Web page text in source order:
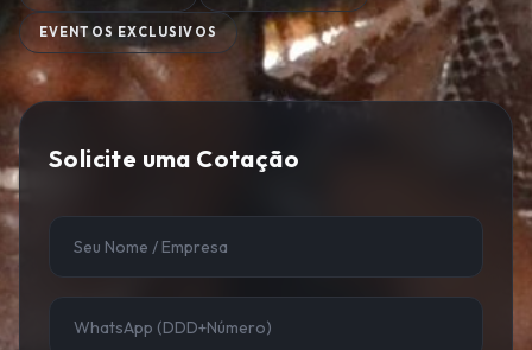
EVENTOS EXCLUSIVOS
Solicite uma Cotação